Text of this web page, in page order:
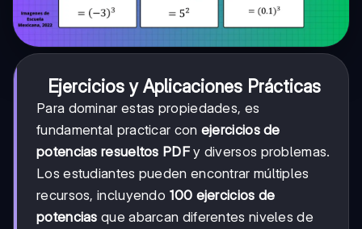
Ejercicios y Aplicaciones Prácticas
Para dominar estas propiedades, es
fundamental practicar con ejercicios de
potencias resueltos PDFy diversos problemas.
Los estudiantes pueden encontrar múltiples
recursos, incluyendo 100 ejercicios de
potencias que abarcan diferentes niveles de